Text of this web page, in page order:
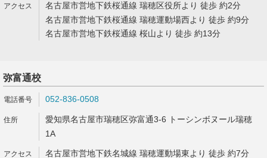
名古屋市営地下鉄桜通線 瑞穂区役所より 徒歩 約2分
名古屋市営地下鉄桜通線 瑞穂運動場西より 徒歩 約9分
名古屋市営地下鉄桜通線 桜山より 徒歩 約13分
弥富通校
052-836-0508
愛知県名古屋市瑞穂区弥富通3-6 トーシンボヌール瑞穂
1A
名古屋市営地下鉄名城線 瑞穂運動場東より 徒歩 約7分